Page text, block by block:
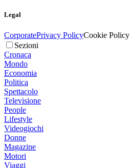
Legal
CorporatePrivacy PolicyCookie Policy
Sezioni
Cronaca
Mondo
Economia
Politica
Spettacolo
Televisione
People
Lifestyle
Videogiochi
Donne
Magazine
Motori
Viaggi